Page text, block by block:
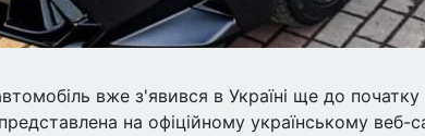
вже з'явився в Україні ще до початку
на офіційному українському веб-